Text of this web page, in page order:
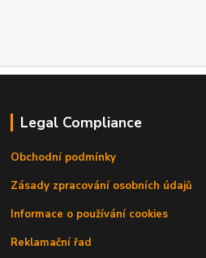
Legal Compliance
Obchodní podmínky
Zásady zpracování osobních údajů
Informace o používání cookies
Reklamační řad